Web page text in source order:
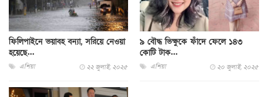
ফিলিপাইনে ভয়াবহ বন্যা, সরিয়ে নেওয়া
হয়েছে...
এশিয়া ২২ জুলাই, ২০২৫
৯ বৌদ্ধ ভিক্ষুকে ফাঁদে ফেলে ১৪৩
কোটি টাক...
এশিয়া ২০ জুলাই, ২০২৫